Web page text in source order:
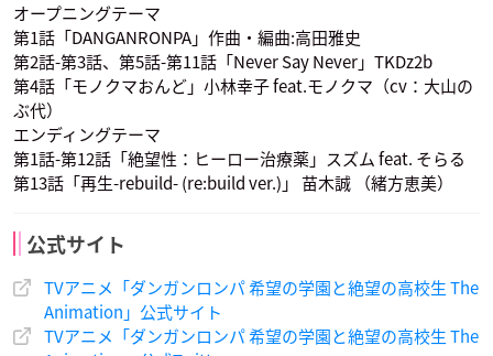
大山のぶ代
朝日奈葵
声優：斎藤千和
石丸清多夏 大神さくら
葉隠康比呂
声優：松風雅也
江ノ島盾子
声優：豊口めぐみ 声優：宮田幸季
オープニングテーマ
第1話「DANGANRONPA」作曲・編曲:高田雅史
第2話-第3話、第5話-第11話「Never Say Never」TKDz2b
第4話「モノクマおんど」小林幸子 feat.モノクマ（cv：大山の
ぶ代）
エンディングテーマ
第1話-第12話「絶望性：ヒーロー治療薬」スズム feat. そらる
第13話「再生-rebuild- (re:build ver.)」 苗木誠 （緒方恵美）
公式サイト
TVアニメ「ダンガンロンパ 希望の学園と絶望の高校生 The
Animation」公式サイト
TVアニメ「ダンガンロンパ 希望の学園と絶望の高校生 The